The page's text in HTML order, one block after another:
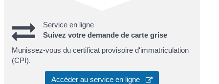
Service en ligne
Suivez votre demande de carte grise
Munissez-vous du certificat provisoire d'immatriculation
(CPI).
Accéder au service en ligne